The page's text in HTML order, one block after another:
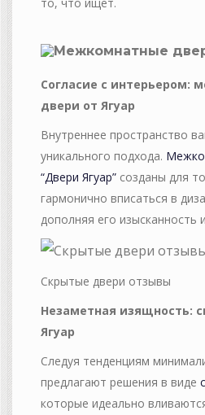
Согласие с интерьером:
двери от Ягуар
Внутреннее пространство
уникального подхода.
“Двери Ягуар” созданы для
гармонично вписаться в
дополняя его изысканность
Скрытые двери отзывы
Незаметная изящность:
Ягуар
Следуя тенденциям
предлагают решения в виде
которые идеально